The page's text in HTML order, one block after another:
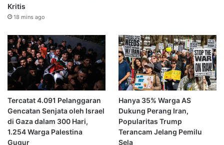
Kritis
18 mins ago
Tercatat 4.091 Pelanggaran
Gencatan Senjata oleh Israel
di Gaza dalam 300 Hari,
1.254 Warga Palestina
Gugur
Hanya 35% Warga AS
Dukung Perang Iran,
Popularitas Trump
Terancam Jelang Pemilu
Sela